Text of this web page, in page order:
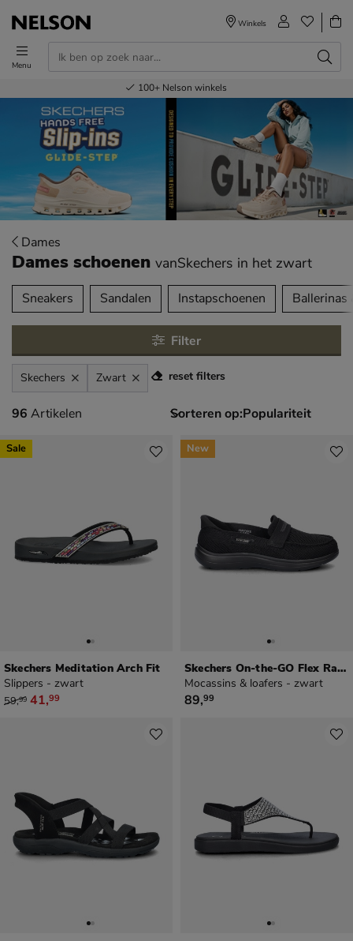
Menu
Winkels
Voor 23.00u besteld,volgende dag in huis
Gratisverzending en retour
Bestel nu,betaal later
100+ Nelson winkels
Dames
Dames schoenen vanSkechers in het zwart
over
Sneakers Sandalen Instapschoenen Ballerinas
Filter
Skechers Zwart reset filters
96 artikelen
96 Artikelen Sorteren op:
Skechers Meditation Arch Fit
Slippers - zwart
van € 59,99 voor € 41,99
59,99 41,99
Sale
Skechers On-the-GO Flex Radiant - Bonnie
Mocassins & loafers - zwart
€ 89,99
89,99
New